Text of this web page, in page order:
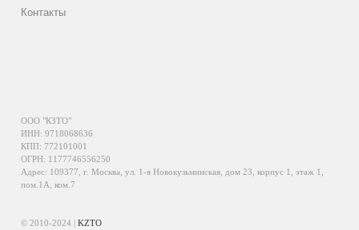
Контакты
ООО "КЗТО"
ИНН: 9718068636
КПП: 772101001
ОГРН: 1177746556250
Адрес: 109377, г. Москва, ул. 1-я Новокузьминская, дом 23, корпус 1, этаж 1,
пом.1А, ком.7
© 2010-2024 |KZTO